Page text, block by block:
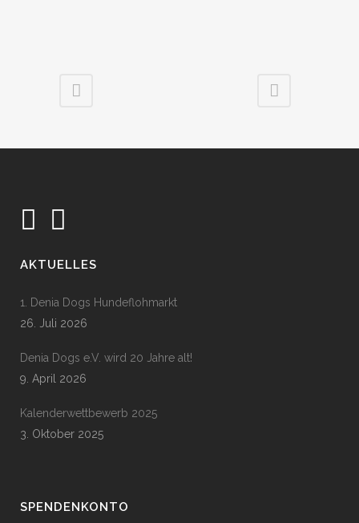
AKTUELLES
1. Denia Dogs Hundeflohmarkt
26. Juli 2026
Denia Dogs e.V. wird 20 Jahre alt!
9. April 2026
Kalenderwettbewerb 2025
3. Oktober 2025
SPENDENKONTO